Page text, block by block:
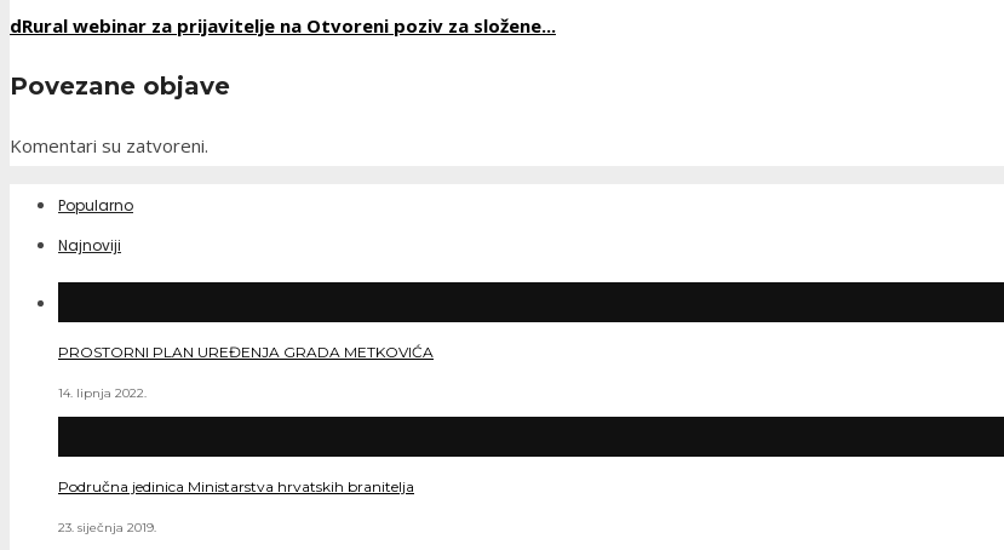
dRural webinar za prijavitelje na Otvoreni poziv za složene...
Povezane objave
Komentari su zatvoreni.
Popularno
Najnoviji
PROSTORNI PLAN UREĐENJA GRADA METKOVIĆA
14. lipnja 2022.
Područna jedinica Ministarstva hrvatskih branitelja
23. siječnja 2019.